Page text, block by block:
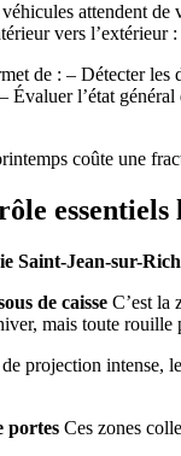
attendent
vers
de : – Détecter les
Évaluer l’état
coûte une
Saint-Jean-sur-
de caisse C’est la
mais toute
projection intense,
portes Ces zones